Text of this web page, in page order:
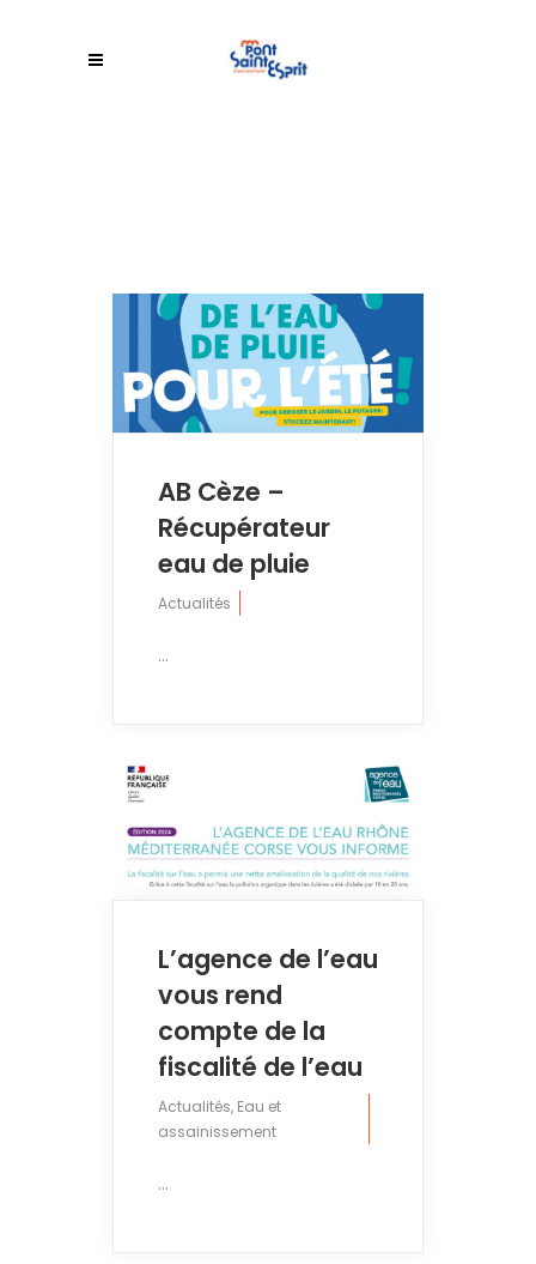
AB Cèze –
Récupérateur
eau de pluie
Actualités
...
L’agence de l’eau
vous rend
compte de la
fiscalité de l’eau
Actualités, Eau et
assainissement
...